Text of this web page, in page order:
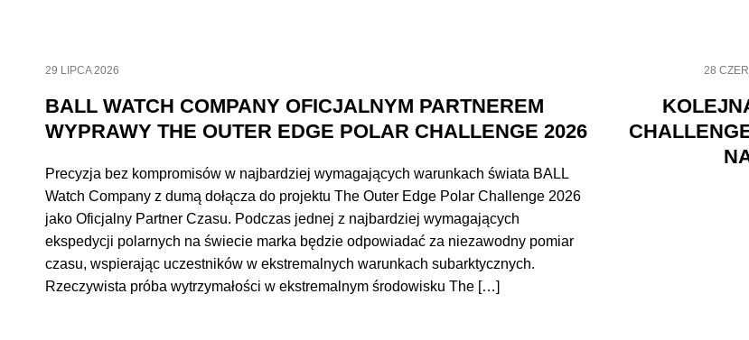
29 LIPCA 2026
BALL WATCH COMPANY OFICJALNYM PARTNEREM
WYPRAWY THE OUTER EDGE POLAR CHALLENGE 2026
Precyzja bez kompromisów w najbardziej wymagających warunkach świata BALL
Watch Company z dumą dołącza do projektu The Outer Edge Polar Challenge 2026
jako Oficjalny Partner Czasu. Podczas jednej z najbardziej wymagających
ekspedycji polarnych na świecie marka będzie odpowiadać za niezawodny pomiar
czasu, wspierając uczestników w ekstremalnych warunkach subarktycznych.
Rzeczywista próba wytrzymałości w ekstremalnym środowisku The […]
28